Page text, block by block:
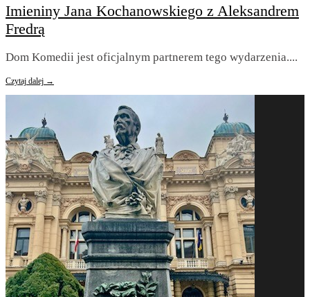
Imieniny Jana Kochanowskiego z Aleksandrem
Fredrą
Dom Komedii jest oficjalnym partnerem tego wydarzenia....
Czytaj dalej →